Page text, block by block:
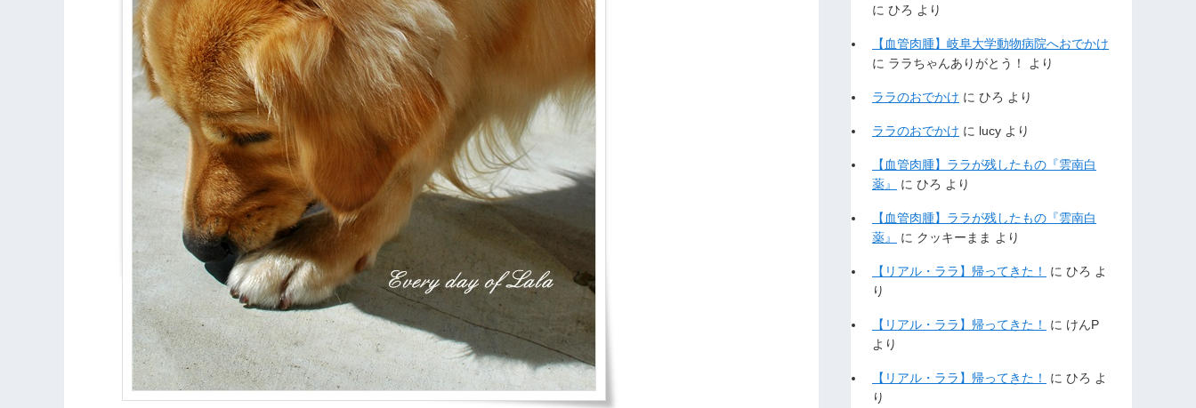
に ひろ より
【血管肉腫】岐阜大学動物病院へおでかけ
に ララちゃんありがとう！ より
ララのおでかけ に ひろ より
ララのおでかけ に lucy より
【血管肉腫】ララが残したもの『雲南白
薬』
に ひろ より
【血管肉腫】ララが残したもの『雲南白
薬』
に クッキーまま より
【リアル・ララ】帰ってきた！ に ひろ よ
り
【リアル・ララ】帰ってきた！ に けんP
より
【リアル・ララ】帰ってきた！ に ひろ よ
り